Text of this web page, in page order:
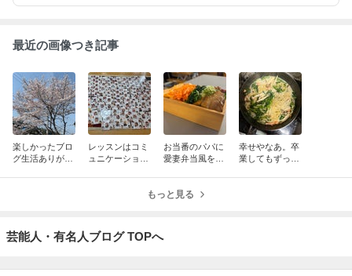
最近の画像つき記事
楽しかったブロ
グ生活ありがと
レッスンはコミ
ュニケーショ
お当番のパパに
愛妻弁当風を作
す。
幸せやなあ。卒
業してもずっと
もっと見る
芸能人・有名人ブログ TOPへ